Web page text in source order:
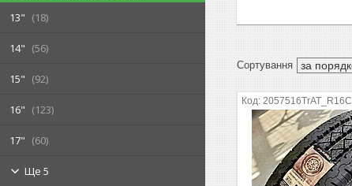
13"
18
14" 56
15" 92
16" 123
17" 60
Ще 5
2057516TrAT_R16C